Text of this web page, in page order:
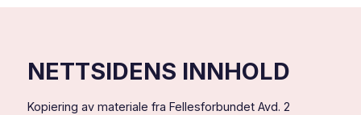
deg
NETTSIDENS INNHOLD
Kopiering av materiale fra Fellesforbundet Avd. 2